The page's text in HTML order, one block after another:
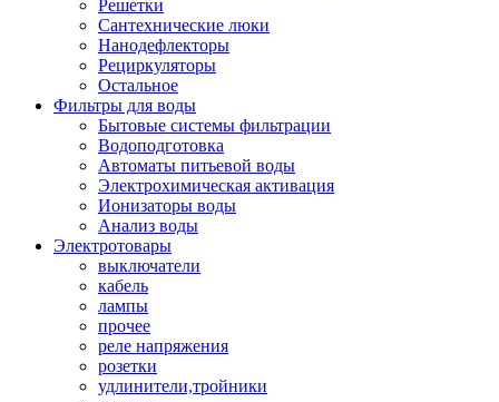
Решетки
Сантехнические люки
Нанодефлекторы
Рециркуляторы
Остальное
Фильтры для воды
Бытовые системы фильтрации
Водоподготовка
Автоматы питьевой воды
Электрохимическая активация
Ионизаторы воды
Анализ воды
Электротовары
выключатели
кабель
лампы
прочее
реле напряжения
розетки
удлинители,тройники